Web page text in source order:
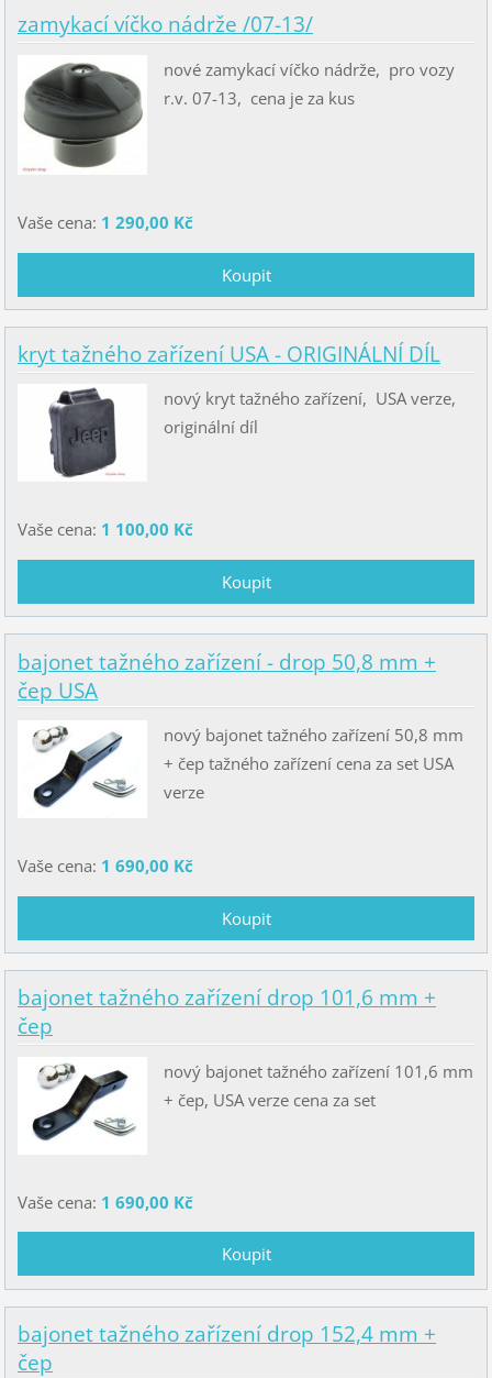
zamykací víčko nádrže /07-13/
nové zamykací víčko nádrže, pro vozy
r.v. 07-13, cena je za kus
Vaše cena: 1 290,00 Kč
kryt tažného zařízení USA - ORIGINÁLNÍ DÍL
nový kryt tažného zařízení, USA verze,
originální díl
Vaše cena: 1 100,00 Kč
bajonet tažného zařízení - drop 50,8 mm +
čep USA
nový bajonet tažného zařízení 50,8 mm
+ čep tažného zařízení cena za set USA
verze
Vaše cena: 1 690,00 Kč
bajonet tažného zařízení drop 101,6 mm +
čep
nový bajonet tažného zařízení 101,6 mm
+ čep, USA verze cena za set
Vaše cena: 1 690,00 Kč
bajonet tažného zařízení drop 152,4 mm +
čep